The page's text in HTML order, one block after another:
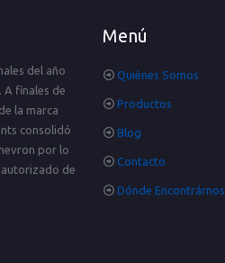
del año
A finales de
la marca
consolidó
por lo
autorizado de
Menú
Quiénes Somos
Productos
Blog
Contacto
Dónde Encontrárnos